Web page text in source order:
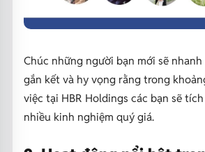
Chúc những người bạn mới sẽ
gắn kết và hy vọng rằng trong
việc tại HBR Holdings các bạn sẽ
nhiều kinh nghiệm quý giá.